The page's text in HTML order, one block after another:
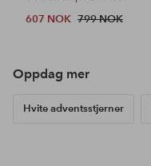
607 NOK 799 NOK
Oppdag mer
Hvite adventsstjerner